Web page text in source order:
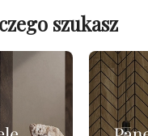
szukasz